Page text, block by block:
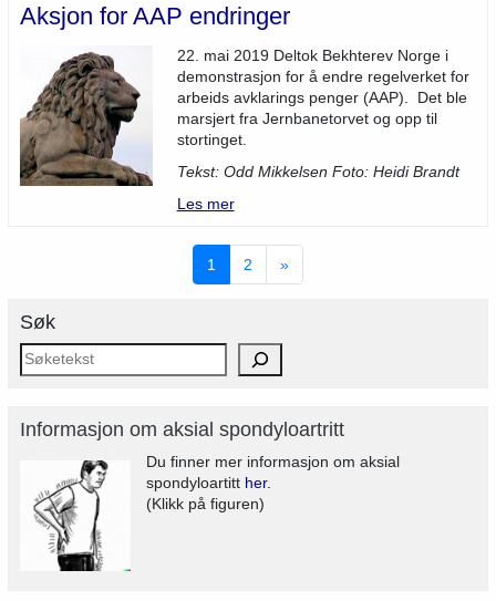
Aksjon for AAP endringer
22. mai 2019 Deltok Bekhterev Norge i
demonstrasjon for å endre regelverket for
arbeids avklarings penger (AAP). Det ble
marsjert fra Jernbanetorvet og opp til
stortinget.
Tekst: Odd Mikkelsen Foto: Heidi Brandt
Les mer
1 2 »
Søk
Informasjon om aksial spondyloartritt
Du finner mer informasjon om aksial
spondyloartitt her.
(Klikk på figuren)